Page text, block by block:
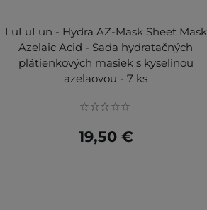
LuLuLun - Hydra AZ-Mask Sheet Mask
Azelaic Acid - Sada hydratačných
plátienkových masiek s kyselinou
azelaovou - 7 ks
19,50 €